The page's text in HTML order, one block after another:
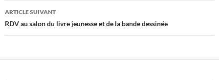
des
articles
ARTICLE SUIVANT
RDV au salon du livre jeunesse et de la bande dessinée